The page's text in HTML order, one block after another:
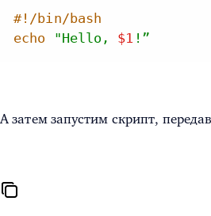
#!/bin/bash
echo
"Hello, $1 !”
А затем запустим скрипт,